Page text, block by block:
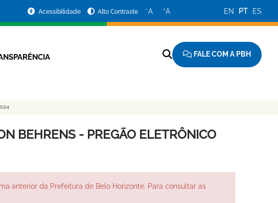
Acessibilidade Alto Contraste −A +A EN PT ES
FALE COM A PBH
BEHRENS - PREGÃO ELETRÔNICO
anterior da Prefeitura de Belo Horizonte. Para consultar as